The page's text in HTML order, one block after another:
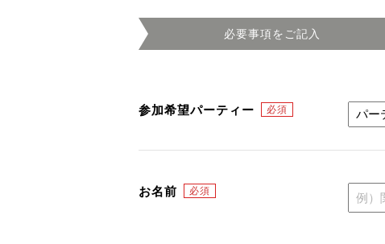
必要事項を ご記入
参加希望パーティー
お名前